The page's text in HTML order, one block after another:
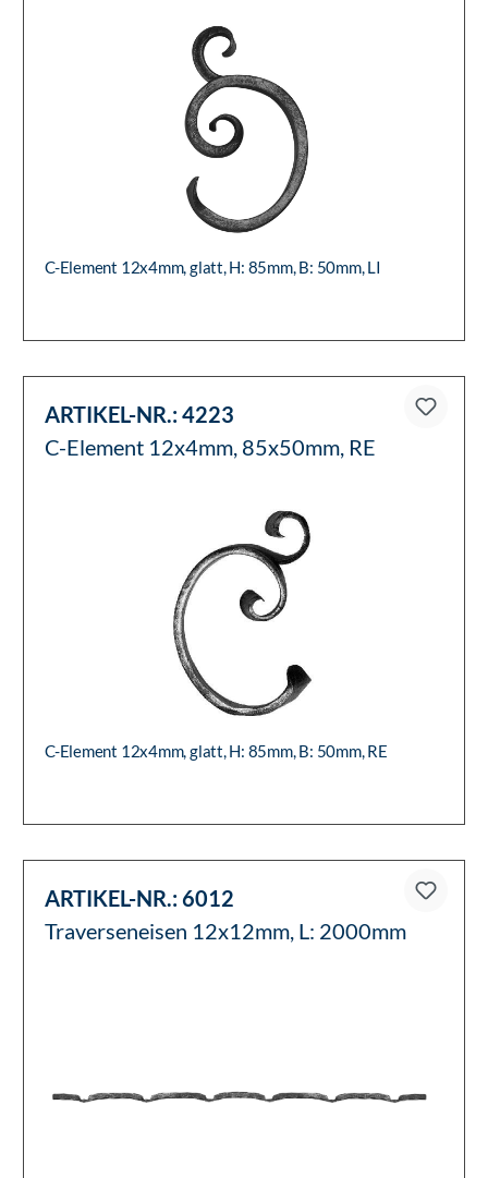
C-Element 12x4mm, glatt, H: 85mm, B: 50mm, LI
ARTIKEL-NR.:4223
C-Element 12x4mm, 85x50mm, RE
C-Element 12x4mm, glatt, H: 85mm, B: 50mm, RE
ARTIKEL-NR.:6012
Traverseneisen 12x12mm, L: 2000mm